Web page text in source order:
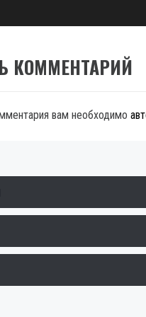
КОММЕНТАРИЙ
вам необходимо